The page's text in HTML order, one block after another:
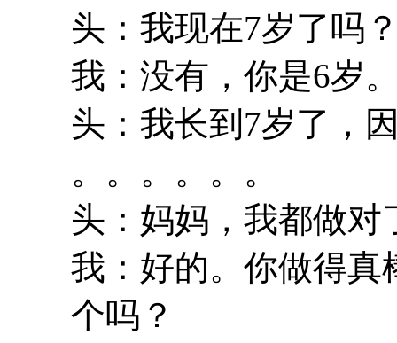
头：我现在7岁了吗
我：没有，你是6岁
头：我长到7岁了，
。。。。。。
头：妈妈，我都做对
我：好的。你做得真
个吗？